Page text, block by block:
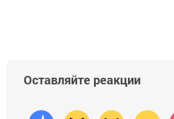
Оставляйте реакции